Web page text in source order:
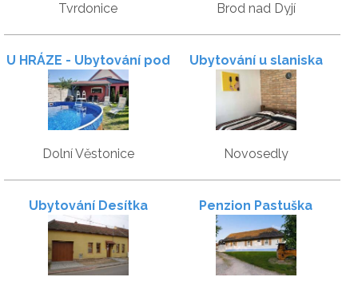
Tvrdonice Brod nad Dyjí
U HRÁZE - Ubytování pod
Pálavou
Dolní Věstonice
Ubytování u slaniska
Novosedly
Ubytování Desítka Penzion Pastuška